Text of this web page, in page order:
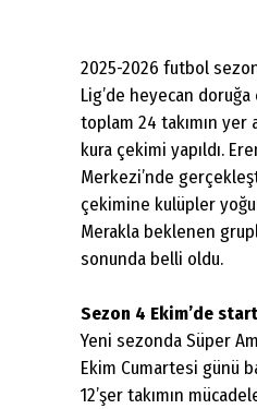
2025-2026 futbol
Lig’de heyecan doruğa
toplam 24 takımın yer
kura çekimi yapıldı.
Merkezi’nde
çekimine kulüpler
Merakla beklenen
sonunda belli oldu.
Sezon 4 Ekim’de
Yeni sezonda Süper
Ekim Cumartesi günü
12’şer takımın